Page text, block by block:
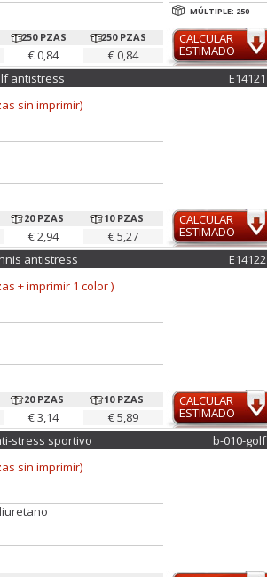
250 PZAS
€ 0,84
250 PZAS
€ 0,84
MÚLTIPLE: 250
CALCULAR
ESTIMADO
antistress E14121
sin imprimir)
20 PZAS
€ 2,94
10 PZAS
€ 5,27
CALCULAR
ESTIMADO
antistress E14122
+ imprimir 1 color )
20 PZAS
€ 3,14
10 PZAS
€ 5,89
CALCULAR
ESTIMADO
stress sportivo b-010-golf
sin imprimir)